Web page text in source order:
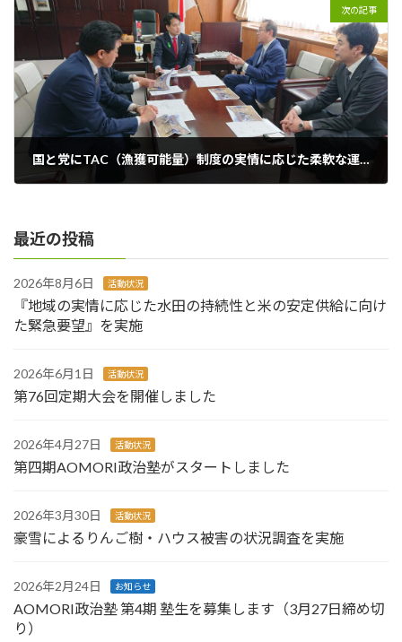
次の記事
国と党にTAC（漁獲可能量）制度の実情に応じた柔軟な運用を要望
最近の投稿
2026年8月6日 活動状況
『地域の実情に応じた水田の持続性と米の安定供給に向け
た緊急要望』を実施
2026年6月1日 活動状況
第76回定期大会を開催しました
2026年4月27日 活動状況
第四期AOMORI政治塾がスタートしました
2026年3月30日 活動状況
豪雪によるりんご樹・ハウス被害の状況調査を実施
2026年2月24日 お知らせ
AOMORI政治塾 第4期 塾生を募集します（3月27日締め切
り）